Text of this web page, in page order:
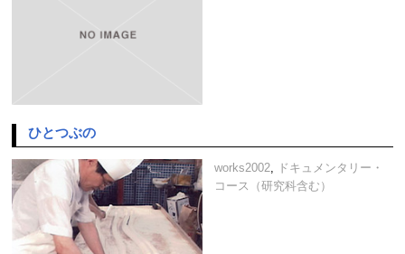
ひとつぶの
works2002,
ドキュメンタリー・
コース（研究科含む）